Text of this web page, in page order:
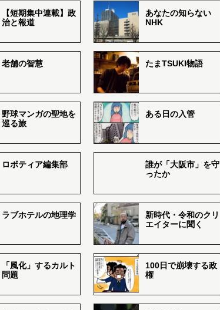
【短期集中連載】政
治と報道
あなたの知らない
NHK
老舗の智慧 たまTSUKI物語
野球マンガの聖地を
巡る旅
ある日の入管
ロボティア編集部
誰が「大阪市」を守
ったか
ラブホテルの地理学
新時代・令和のクリ
エイターに聞く
「風化」するカルト
問題
100日で崩壊する政
権